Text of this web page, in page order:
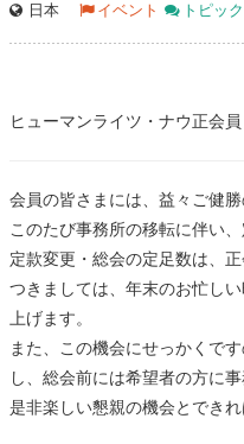
日本 イベント トピック
ヒューマンライツ・ナウ正会
会員の皆さまには、益々ご健
このたび事務所の移転に伴い
定款変更・総会の定足数は、
つきましては、年末のお忙し
上げます。
また、この機会にせっかくで
し、総会前には希望者の方に
是非楽しい懇親の機会とでき